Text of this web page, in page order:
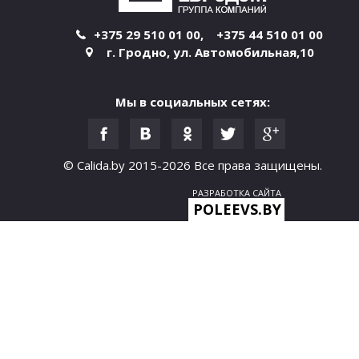
+375 29 510 01 00, +375 44 510 01 00
г. Гродно, ул. Автомобильная,10
Мы в социальных сетях:
© Calida.by 2015-2026 Все права защищены.
РАЗРАБОТКА САЙТА
POLEEVS.BY